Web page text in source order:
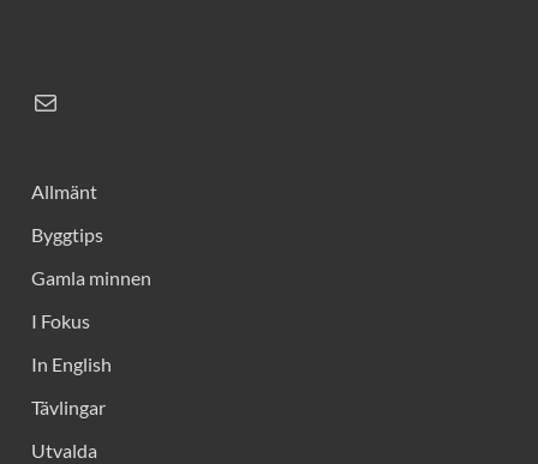
Allmänt
Byggtips
Gamla minnen
I Fokus
In English
Tävlingar
Utvalda